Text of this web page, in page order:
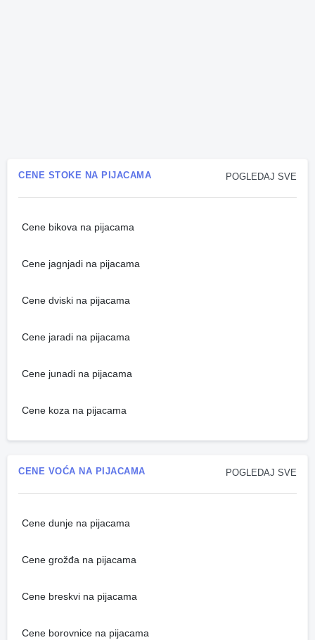
POGLEDAJ SVE
CENE STOKE NA PIJACAMA
Cene bikova na pijacama
Cene jagnjadi na pijacama
Cene dviski na pijacama
Cene jaradi na pijacama
Cene junadi na pijacama
Cene koza na pijacama
POGLEDAJ SVE
CENE VOĆA NA PIJACAMA
Cene dunje na pijacama
Cene grožđa na pijacama
Cene breskvi na pijacama
Cene borovnice na pijacama